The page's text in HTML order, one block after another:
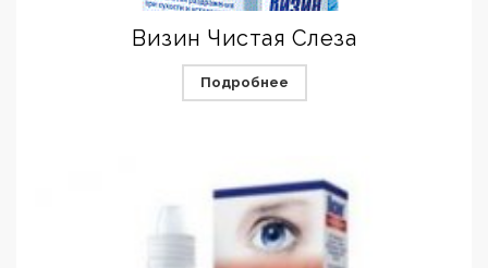
Визин Чистая Слеза
Подробнее